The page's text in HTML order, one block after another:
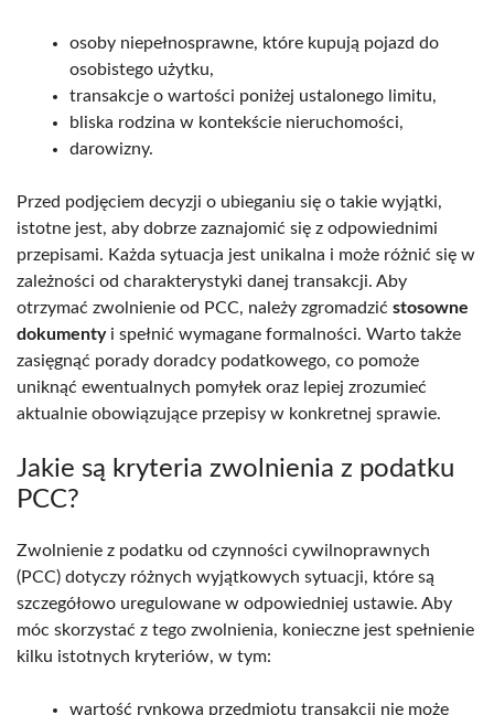
osoby niepełnosprawne, które kupują pojazd do
osobistego użytku,
transakcje o wartości poniżej ustalonego limitu,
bliska rodzina w kontekście nieruchomości,
darowizny.
Przed podjęciem decyzji o ubieganiu się o takie wyjątki,
istotne jest, aby dobrze zaznajomić się z odpowiednimi
przepisami. Każda sytuacja jest unikalna i może różnić się w
zależności od charakterystyki danej transakcji. Aby
otrzymać zwolnienie od PCC, należy zgromadzić stosowne
dokumentyi spełnić wymagane formalności. Warto także
zasięgnąć porady doradcy podatkowego, co pomoże
uniknąć ewentualnych pomyłek oraz lepiej zrozumieć
aktualnie obowiązujące przepisy w konkretnej sprawie.
Jakie są kryteria zwolnienia z podatku
PCC?
Zwolnienie z podatku od czynności cywilnoprawnych
(PCC) dotyczy różnych wyjątkowych sytuacji, które są
szczegółowo uregulowane w odpowiedniej ustawie. Aby
móc skorzystać z tego zwolnienia, konieczne jest spełnienie
kilku istotnych kryteriów, w tym:
wartość rynkowa przedmiotu transakcji nie może